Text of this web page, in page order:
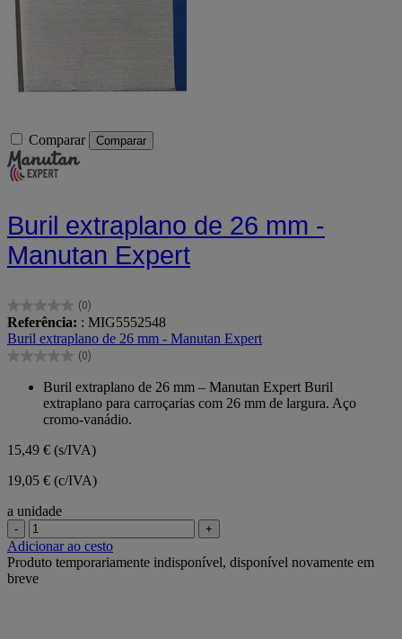
Comparar Comparar
Buril extraplano de 26 mm -
Manutan Expert
(0)
0.0
em
5
estrelas.
Referência: : MIG5552548
Buril extraplano de 26 mm - Manutan Expert
(0)
0.0
estrelas.
Buril extraplano de 26 mm – Manutan Expert Buril
extraplano para carroçarias com 26 mm de largura. Aço
cromo-vanádio.
15,49 € (s/IVA)
19,05 € (c/IVA)
a unidade
- +
Adicionar ao cesto
Produto temporariamente indisponível, disponível novamente em
breve